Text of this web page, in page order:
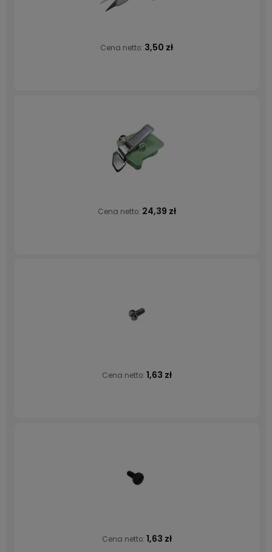
Cena netto: 3,50 zł
Cena netto: 24,39 zł
Cena netto: 1,63 zł
Cena netto: 1,63 zł